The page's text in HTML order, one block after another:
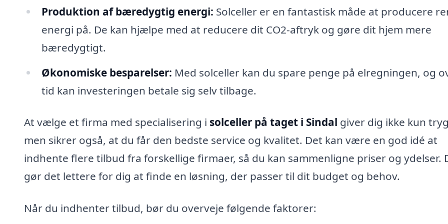
Produktion af bæredygtig energi: Solceller er en fantastisk måde at producere
energi på. De kan hjælpe med at reducere dit CO2-aftryk og gøre dit hjem mere
bæredygtigt.
Økonomiske besparelser: Med solceller kan du spare penge på elregningen, og
tid kan investeringen betale sig selv tilbage.
At vælge et firma med specialisering i solceller på taget i Sindal giver dig ikke kun
men sikrer også, at du får den bedste service og kvalitet. Det kan være en god idé at
indhente flere tilbud fra forskellige firmaer, så du kan sammenligne priser og ydelser.
gør det lettere for dig at finde en løsning, der passer til dit budget og behov.
Når du indhenter tilbud, bør du overveje følgende faktorer: